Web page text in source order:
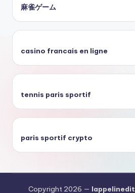
麻雀ゲーム
casino francais en ligne
tennis paris sportif
paris sportif crypto
Copyright 2026 — lappelinedit